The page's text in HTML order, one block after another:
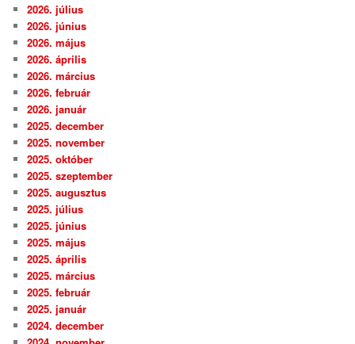
2026. július
2026. június
2026. május
2026. április
2026. március
2026. február
2026. január
2025. december
2025. november
2025. október
2025. szeptember
2025. augusztus
2025. július
2025. június
2025. május
2025. április
2025. március
2025. február
2025. január
2024. december